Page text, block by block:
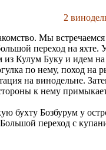
2
Мы
переход на
Кулум Буку и идем на
по нему, поход на
на винодельне.
к нему
бухту Бозбурум у
переход с